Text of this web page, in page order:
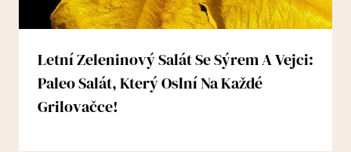
Letní Zeleninový Salát Se Sýrem A Vejci:
Paleo Salát, Který Oslní Na Každé
Grilovačce!